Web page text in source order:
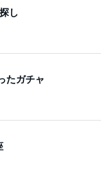
し
たガチャ